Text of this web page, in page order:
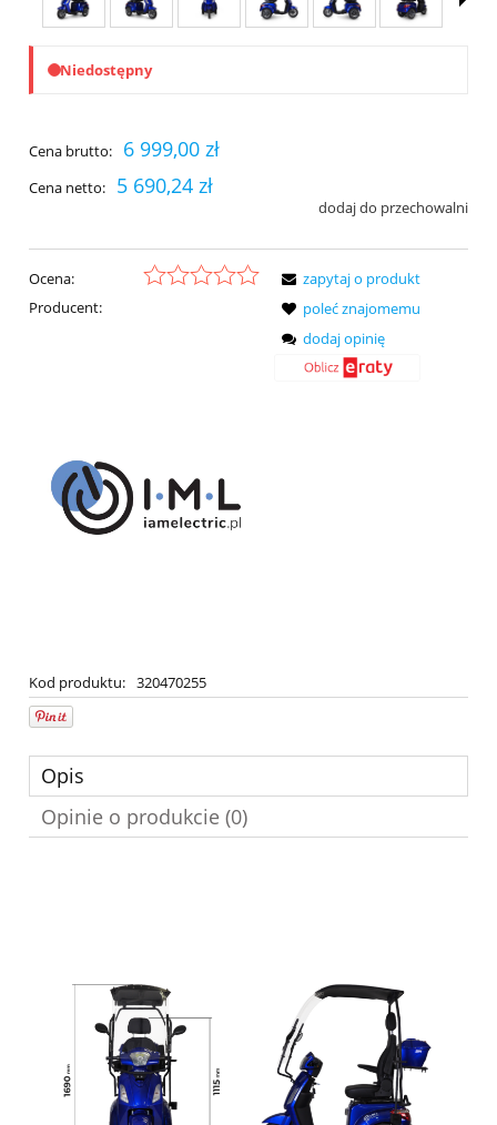
Niedostępny
Cena brutto: 6 999,00 zł
Cena netto: 5 690,24 zł
dodaj do przechowalni
Ocena:
Producent:
Kod produktu: 320470255
zapytaj o produkt
poleć znajomemu
dodaj opinię
Opis
Opinie o produkcie (0)